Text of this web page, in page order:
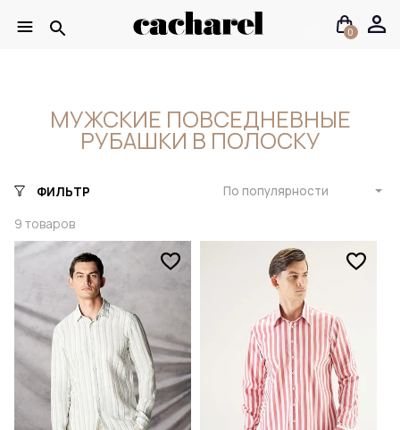
0
МУЖСКИЕ ПОВСЕДНЕВНЫЕ
РУБАШКИ В ПОЛОСКУ
ФИЛЬТР
9 товаров
По популярности